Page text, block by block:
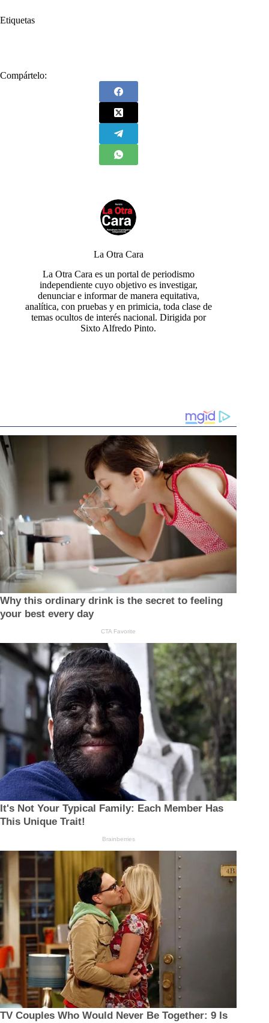
Etiquetas
Compártelo:
La Otra Cara
La Otra Cara es un portal de periodismo
independiente cuyo objetivo es investigar,
denunciar e informar de manera equitativa,
analítica, con pruebas y en primicia, toda clase de
temas ocultos de interés nacional. Dirigida por
Sixto Alfredo Pinto.